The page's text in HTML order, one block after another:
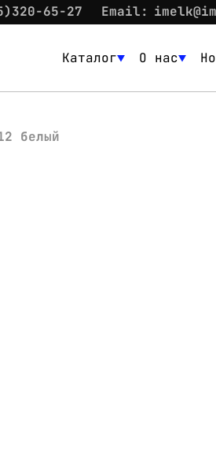
65-27 Email:
Каталог О нас
белый